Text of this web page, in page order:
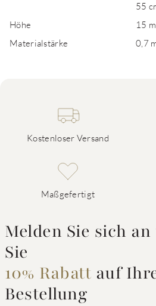
55
Höhe
15
Materialstärke
0,7
Kostenloser Versand
Maßgefertigt
Melden Sie sich
Sie
10% Rabatt auf
Bestellung